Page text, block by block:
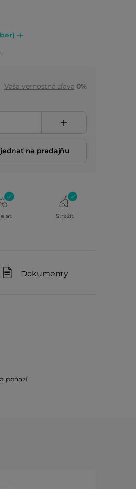
Vaša vernostná zľava 0%
na predajňu
Strážiť
Dokumenty
peňazí